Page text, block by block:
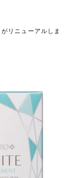
がリニューアルしま